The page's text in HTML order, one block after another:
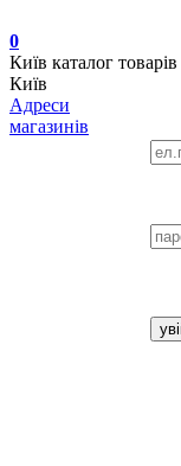
0
Київ каталог товарів
Київ
Адреси
магазинів